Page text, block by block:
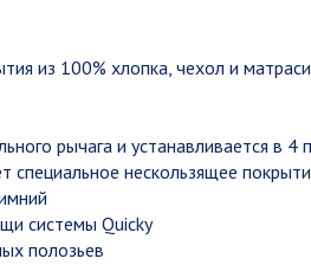
из 100% хлопка, чехол и
рычага и устанавливается в 4
специальное нескользящее
системы Quicky
полозьев